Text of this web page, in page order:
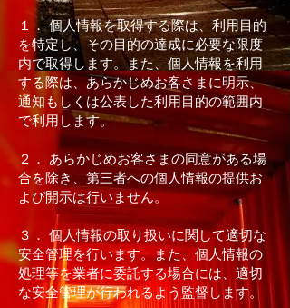
１． 個人情報を取得する際は、利用目的
を特定し、その目的の達成に必要な限度
内で取得します。また、個人情報を利用
する際は、あらかじめお客さまに明示、
通知もしくは公表した利用目的の範囲内
で利用します。
２． あらかじめお客さまの同意がある場
合を除き、第三者への個人情報の提供お
よび開示は行いません。
３． 個人情報の取り扱いに関して適切な
安全管理を行います。また、個人情報の
処理等を業者に委託する場合には、適切
な安全管理が行われるよう監督します。